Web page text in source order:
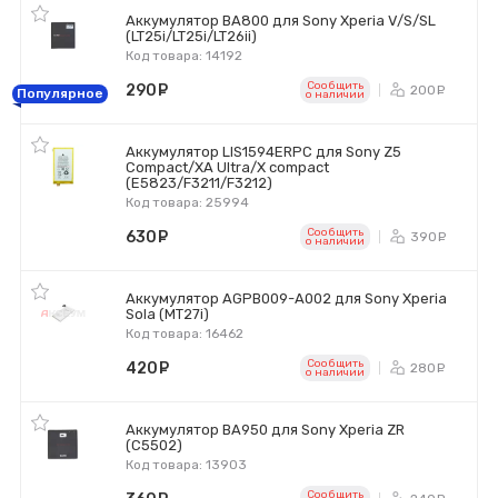
Аккумулятор BA800 для Sony Xperia V/S/SL
(LT25i/LT25i/LT26ii)
Код товара: 14192
Популярное 290 Сообщить
o наличии 200
Аккумулятор LIS1594ERPC для Sony Z5
Compact/XA Ultra/X compact
(E5823/F3211/F3212)
Код товара: 25994
630 Сообщить
o наличии 390
Аккумулятор AGPB009-A002 для Sony Xperia
Sola (MT27i)
Код товара: 16462
420 Сообщить
o наличии 280
Аккумулятор BA950 для Sony Xperia ZR
(C5502)
Код товара: 13903
Сообщить